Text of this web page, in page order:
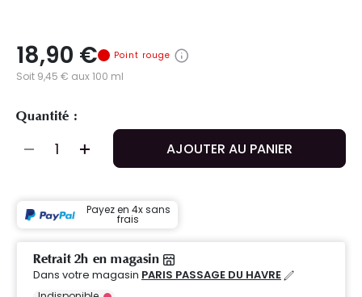
18,90 € Point rouge
Soit 9,45 € aux 100 ml
Quantité :
AJOUTER AU PANIER
Payez en 4x sans
frais
Retrait 2h en magasin
Dans votre magasin PARIS PASSAGE DU HAVRE